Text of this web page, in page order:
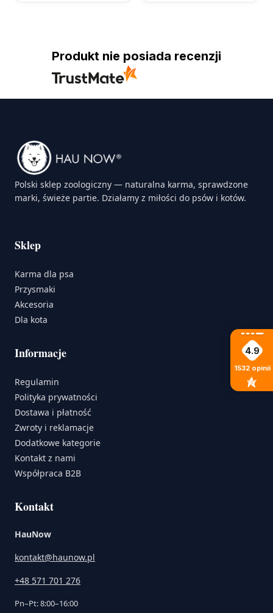
Produkt nie posiada recenzji
Polski sklep zoologiczny — naturalna karma, sprawdzone
marki, świeże partie. Działamy z miłości do psów i kotów.
Sklep
Karma dla psa
Przysmaki
Akcesoria
Dla kota
Informacje
Regulamin
Polityka prywatności
Dostawa i płatność
Zwroty i reklamacje
Dodatkowe kategorie
Kontakt z nami
Współpraca B2B
Kontakt
HauNow
kontakt@haunow.pl
+48 571 701 276
Pn–Pt: 8:00–16:00
4.9
1532 opinii